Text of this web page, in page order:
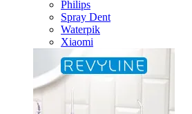
Philips
Spray Dent
Waterpik
Xiaomi